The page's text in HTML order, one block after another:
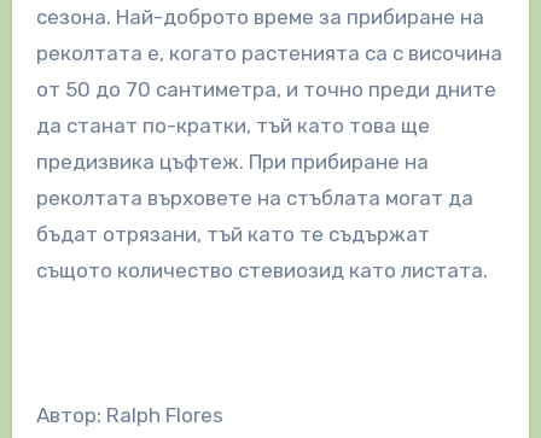
сезона. Най-доброто време за прибиране на
реколтата е, когато растенията са с височина
от 50 до 70 сантиметра, и точно преди дните
да станат по-кратки, тъй като това ще
предизвика цъфтеж. При прибиране на
реколтата върховете на стъблата могат да
бъдат отрязани, тъй като те съдържат
същото количество стевиозид като листата.
Автор: Ralph Flores